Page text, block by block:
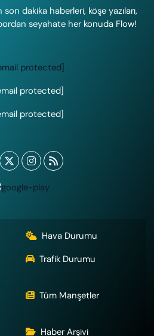
dakika haberleri, köşe yazıları,
seyahate her konuda Flow!
protected]
protected]
protected]
Hava Durumu
Trafik Durumu
Tüm Manşetler
Haber Arşivi